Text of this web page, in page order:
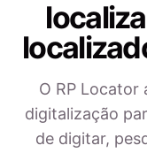
O RP Locator
digitalização
de digitar,